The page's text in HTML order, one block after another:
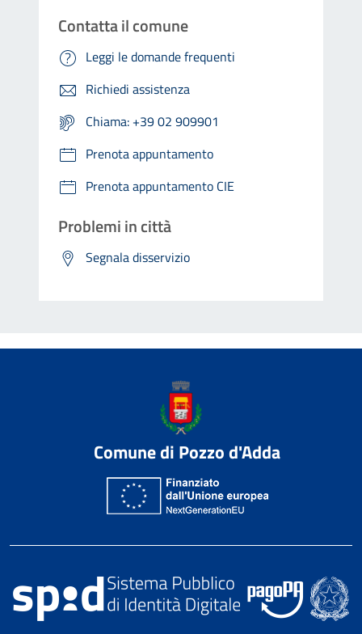
Contatta il comune
Leggi le domande frequenti
Richiedi assistenza
Chiama: +39 02 909901
Prenota appuntamento
Prenota appuntamento CIE
Problemi in città
Segnala disservizio
Comune di Pozzo d'Adda